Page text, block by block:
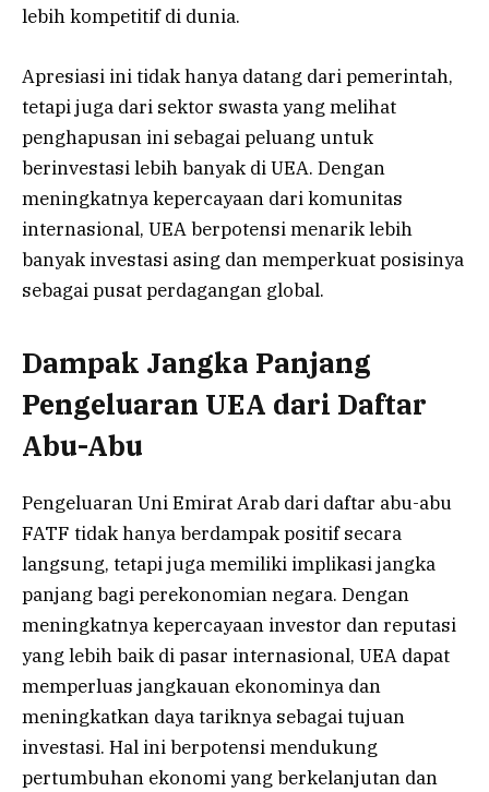
lebih kompetitif di dunia.
Apresiasi ini tidak hanya datang dari pemerintah,
tetapi juga dari sektor swasta yang melihat
penghapusan ini sebagai peluang untuk
berinvestasi lebih banyak di UEA. Dengan
meningkatnya kepercayaan dari komunitas
internasional, UEA berpotensi menarik lebih
banyak investasi asing dan memperkuat posisinya
sebagai pusat perdagangan global.
Dampak Jangka Panjang
Pengeluaran UEA dari Daftar
Abu-Abu
Pengeluaran Uni Emirat Arab dari daftar abu-abu
FATF tidak hanya berdampak positif secara
langsung, tetapi juga memiliki implikasi jangka
panjang bagi perekonomian negara. Dengan
meningkatnya kepercayaan investor dan reputasi
yang lebih baik di pasar internasional, UEA dapat
memperluas jangkauan ekonominya dan
meningkatkan daya tariknya sebagai tujuan
investasi. Hal ini berpotensi mendukung
pertumbuhan ekonomi yang berkelanjutan dan